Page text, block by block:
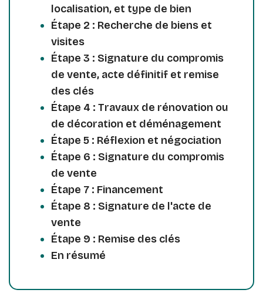
localisation, et type de bien
Étape 2 : Recherche de biens et
visites
Étape 3 : Signature du compromis
de vente, acte définitif et remise
des clés
Étape 4 : Travaux de rénovation ou
de décoration et déménagement
Étape 5 : Réflexion et négociation
Étape 6 : Signature du compromis
de vente
Étape 7 : Financement
Étape 8 : Signature de l'acte de
vente
Étape 9 : Remise des clés
En résumé